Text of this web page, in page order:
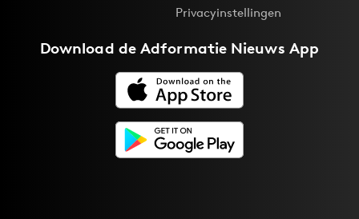
Privacyinstellingen
Download deAdformatie Nieuws App